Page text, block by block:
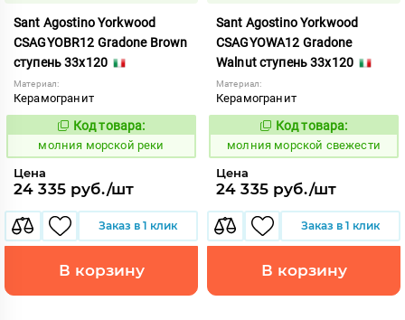
Sant Agostino Yorkwood
CSAGYOBR12 Gradone Brown
ступень 33x120
Материал:
Керамогранит
1007579
Код товара:
молния морской реки
Цена
24 335 руб./шт
Заказ в 1 клик
В корзину
Sant Agostino Yorkwood
CSAGYOWA12 Gradone
Walnut ступень 33x120
Материал:
Керамогранит
1007583
Код товара:
молния морской свежести
Цена
24 335 руб./шт
Заказ в 1 клик
В корзину